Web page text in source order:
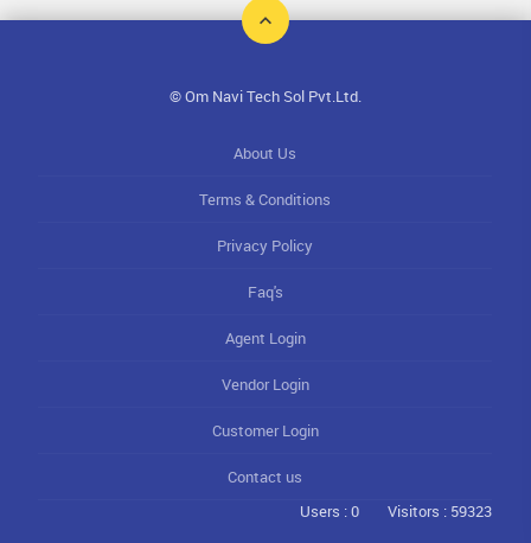
© Om Navi Tech Sol Pvt.Ltd.
About Us
Terms & Conditions
Privacy Policy
Faq's
Agent Login
Vendor Login
Customer Login
Contact us
Visitors : 59323
Users : 0